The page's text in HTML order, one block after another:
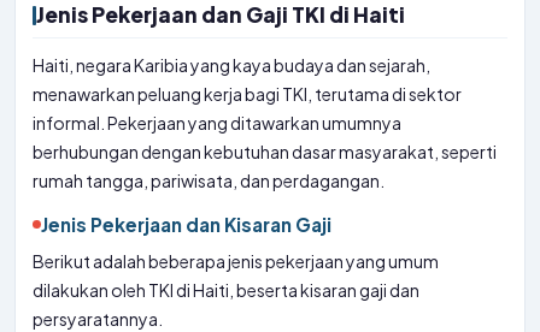
Jenis Pekerjaan dan Gaji TKI di Haiti
Haiti, negara Karibia yang kaya budaya dan sejarah,
menawarkan peluang kerja bagi TKI, terutama di sektor
informal. Pekerjaan yang ditawarkan umumnya
berhubungan dengan kebutuhan dasar masyarakat, seperti
rumah tangga, pariwisata, dan perdagangan.
Jenis Pekerjaan dan Kisaran Gaji
Berikut adalah beberapa jenis pekerjaan yang umum
dilakukan oleh TKI di Haiti, beserta kisaran gaji dan
persyaratannya.